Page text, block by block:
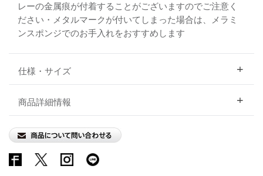
レーの金属痕が付着することがございますのでご注意く
ださい・メタルマークが付いてしまった場合は、メラミ
ンスポンジでのお手入れをおすすめします
仕様・サイズ
商品詳細情報